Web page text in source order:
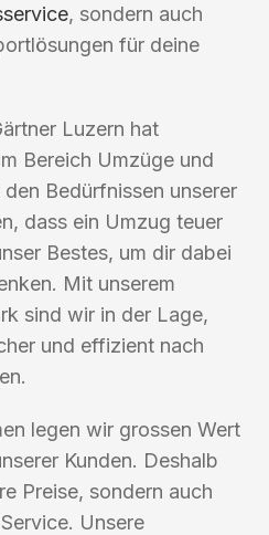
, sondern auch
für deine
Luzern hat
Bereich Umzüge und
Bedürfnissen unserer
dass ein Umzug teuer
Bestes, um dir dabei
Mit unserem
sind wir in der Lage,
und effizient nach
legen wir grossen Wert
Kunden. Deshalb
Preise, sondern auch
Unsere